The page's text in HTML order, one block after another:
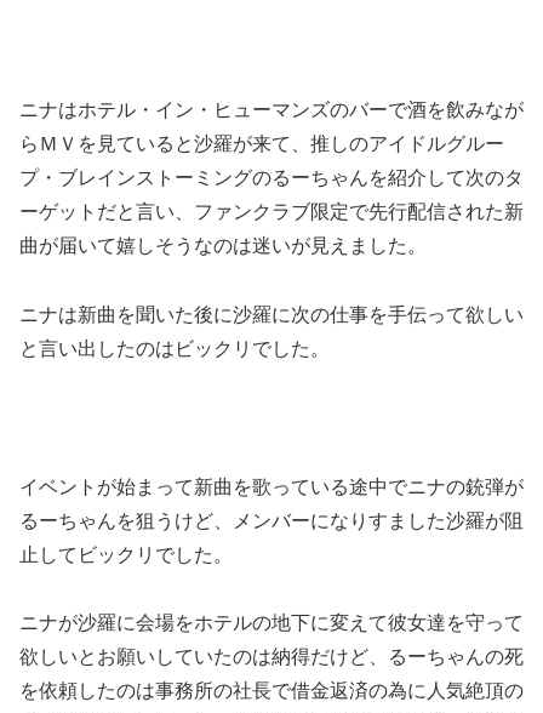
ニナはホテル・イン・ヒューマンズのバーで酒を飲みなが
らＭＶを見ていると沙羅が来て、推しのアイドルグルー
プ・ブレインストーミングのるーちゃんを紹介して次のタ
ーゲットだと言い、ファンクラブ限定で先行配信された新
曲が届いて嬉しそうなのは迷いが見えました。
ニナは新曲を聞いた後に沙羅に次の仕事を手伝って欲しい
と言い出したのはビックリでした。
イベントが始まって新曲を歌っている途中でニナの銃弾が
るーちゃんを狙うけど、メンバーになりすました沙羅が阻
止してビックリでした。
ニナが沙羅に会場をホテルの地下に変えて彼女達を守って
欲しいとお願いしていたのは納得だけど、るーちゃんの死
を依頼したのは事務所の社長で借金返済の為に人気絶頂の